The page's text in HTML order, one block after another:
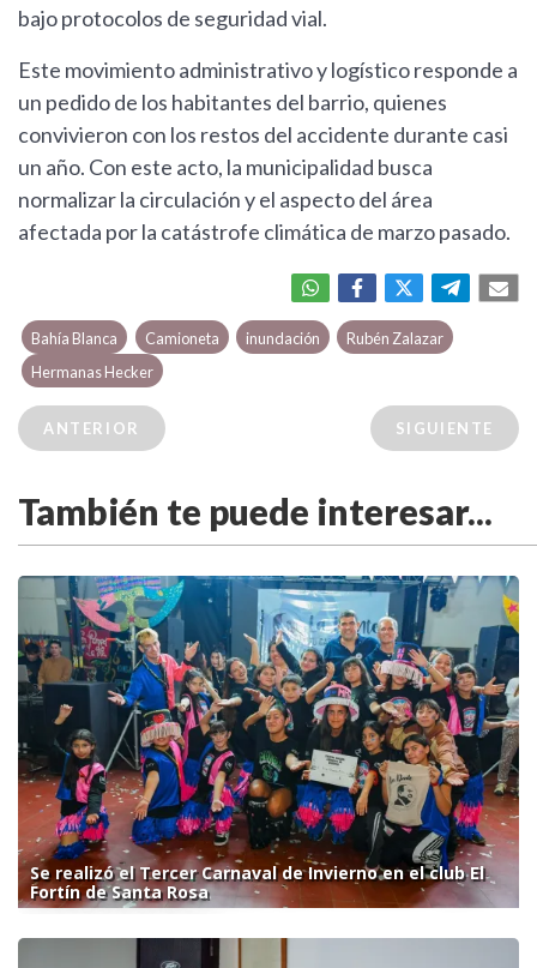
bajo protocolos de seguridad vial.
Este movimiento administrativo y logístico responde a
un pedido de los habitantes del barrio, quienes
convivieron con los restos del accidente durante casi
un año. Con este acto, la municipalidad busca
normalizar la circulación y el aspecto del área
afectada por la catástrofe climática de marzo pasado.
Bahía Blanca Camioneta inundación
Rubén Zalazar
Hermanas Hecker
ANTERIOR SIGUIENTE
También te puede interesar...
Se realizó el Tercer Carnaval de Invierno en el club El
Fortín de Santa Rosa